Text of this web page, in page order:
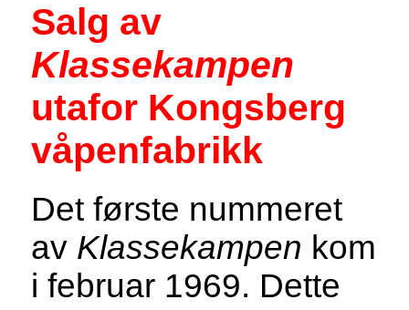
Salg av
Klassekampen
utafor Kongsberg
våpenfabrikk
Det første nummeret
av Klassekampen kom
i februar 1969. Dette